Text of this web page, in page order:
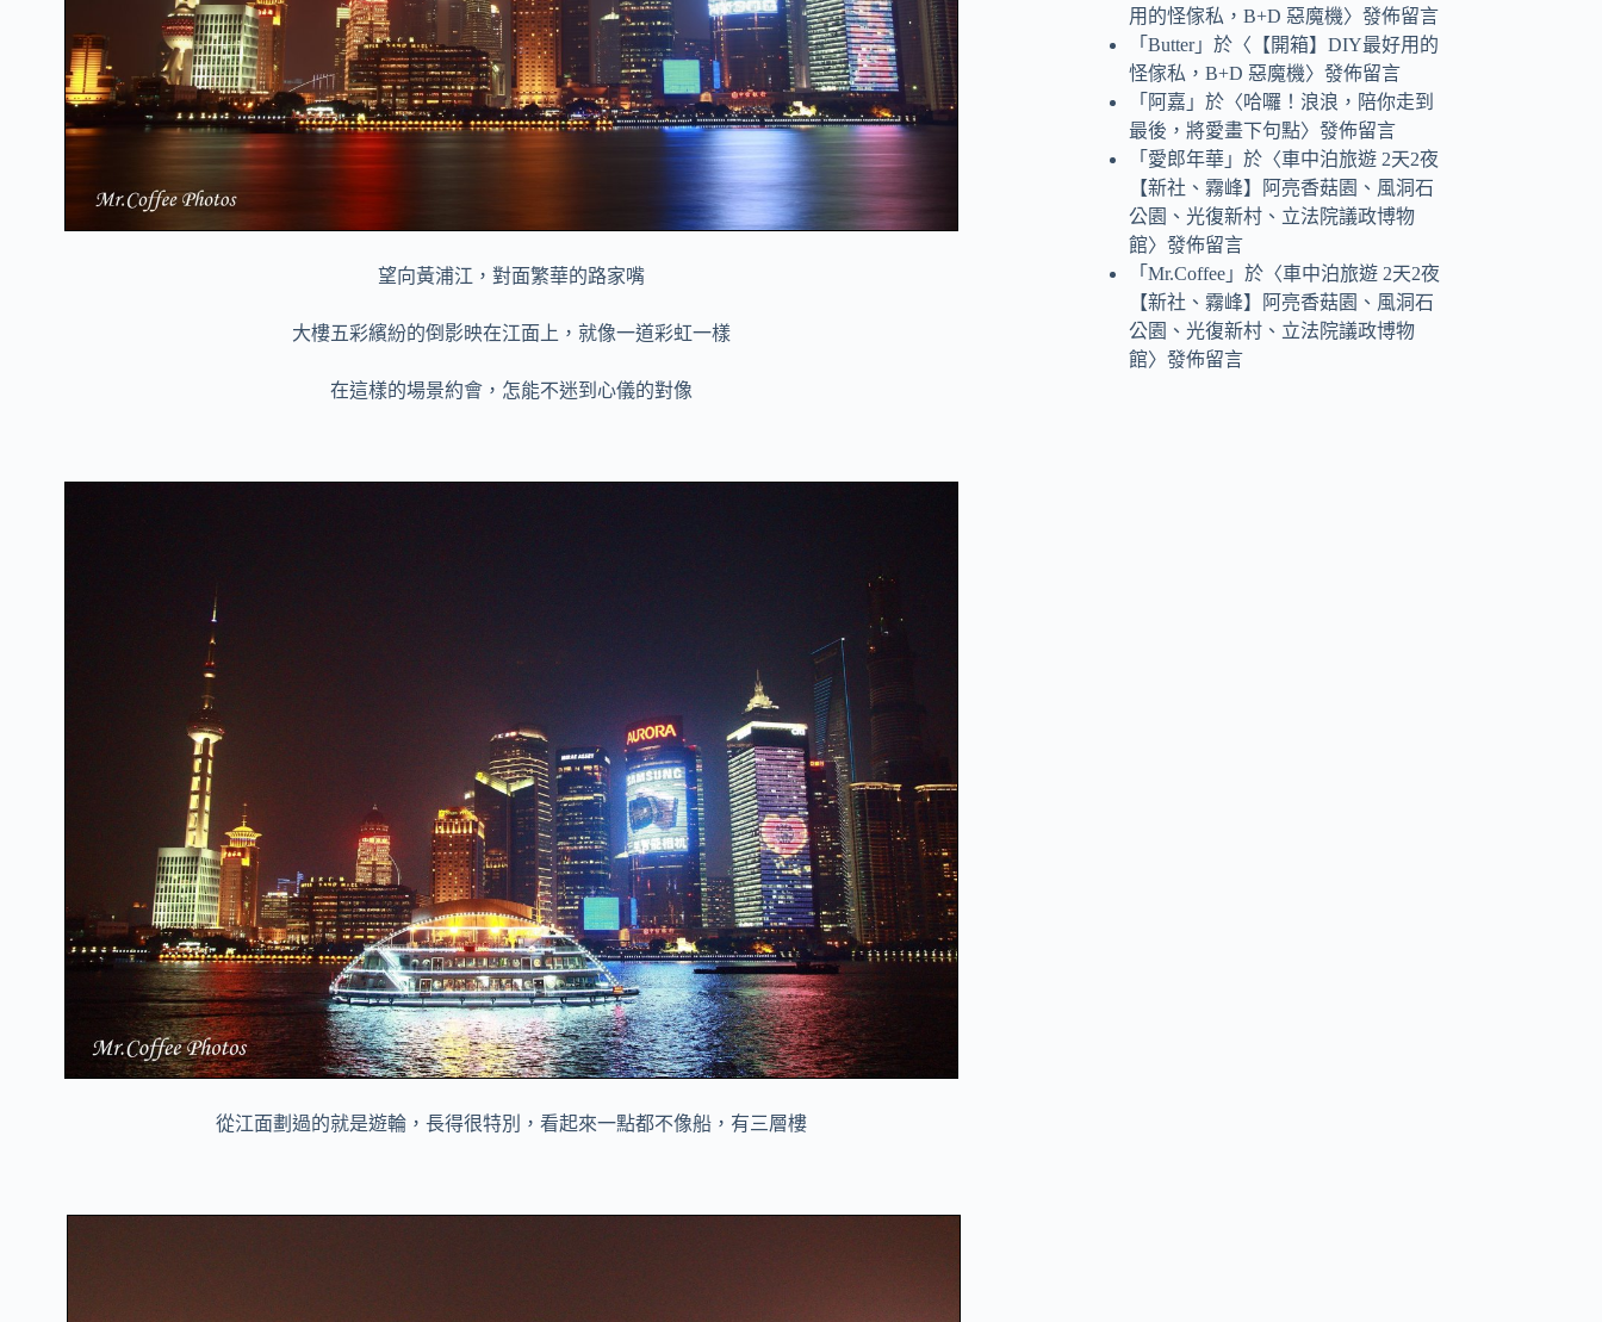
望向黃浦江，對面繁華的路家嘴
大樓五彩繽紛的倒影映在江面上，就像一道彩虹一樣
在這樣的場景約會，怎能不迷到心儀的對像
從江面劃過的就是遊輪，長得很特別，看起來一點都不像船，有三層樓
用的怪傢私，B+D 惡魔機〉發佈留言
「Butter」於〈 【開箱】DIY最好用的
怪傢私，B+D 惡魔機〉發佈留言
「 阿嘉 」於〈哈囉！浪浪，陪你走到
最後，將愛畫下句點〉發佈留言
「 愛郎年華 」於〈車中泊旅遊 2天2夜
【新社、霧峰】阿亮香菇園、風洞石
公園、光復新村、立法院議政博物
館〉發佈留言
「Mr.Coffee 」於〈車中泊旅遊 2天2夜
【新社、霧峰】阿亮香菇園、風洞石
公園、光復新村、立法院議政博物
館〉發佈留言